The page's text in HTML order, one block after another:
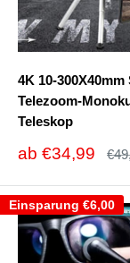
4K 10-300X40mm
Telezoom-
Teleskop
Sonderpreis
ab €34,99
Einsparung €6,00